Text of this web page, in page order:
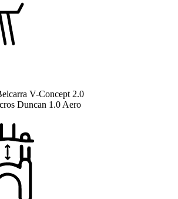
V-Concept 2.0
Duncan 1.0 Aero